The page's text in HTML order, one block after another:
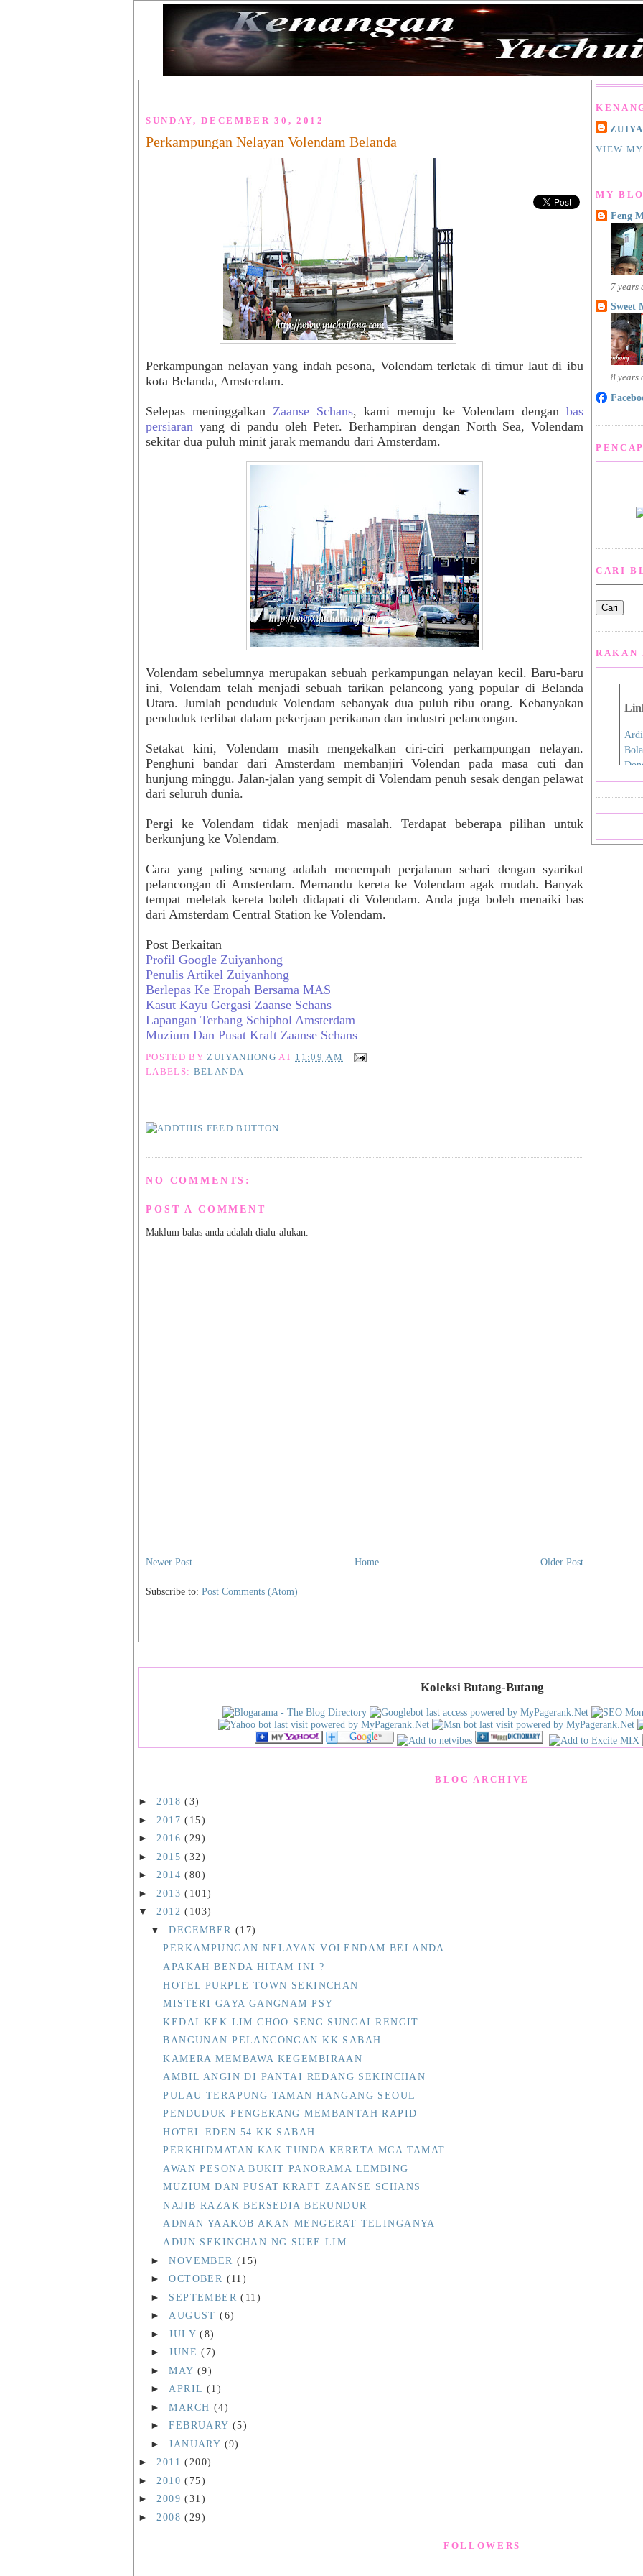
SUNDAY, DECEMBER 30, 2012
Perkampungan Nelayan Volendam Belanda
Perkampungan nelayan yang indah pesona, Volendam terletak di timur laut di ibu
kota Belanda, Amsterdam.
Selepas meninggalkan Zaanse Schans, kami menuju ke Volendam dengan bas
persiaran yang di pandu oleh Peter. Berhampiran dengan North Sea, Volendam
sekitar dua puluh minit jarak memandu dari Amsterdam.
Volendam sebelumnya merupakan sebuah perkampungan nelayan kecil. Baru-baru
ini, Volendam telah menjadi sebuah tarikan pelancong yang popular di Belanda
Utara. Jumlah penduduk Volendam sebanyak dua puluh ribu orang. Kebanyakan
penduduk terlibat dalam pekerjaan perikanan dan industri pelancongan.
Setakat kini, Volendam masih mengekalkan ciri-ciri perkampungan nelayan.
Penghuni bandar dari Amsterdam membanjiri Volendan pada masa cuti dan
hunjung minggu. Jalan-jalan yang sempit di Volendam penuh sesak dengan pelawat
dari seluruh dunia.
Pergi ke Volendam tidak menjadi masalah. Terdapat beberapa pilihan untuk
berkunjung ke Volendam.
Cara yang paling senang adalah menempah perjalanan sehari dengan syarikat
pelancongan di Amsterdam. Memandu kereta ke Volendam agak mudah. Banyak
tempat meletak kereta boleh didapati di Volendam. Anda juga boleh menaiki bas
dari Amsterdam Central Station ke Volendam.
Post Berkaitan
Profil Google Zuiyanhong
Penulis Artikel Zuiyanhong
Berlepas Ke Eropah Bersama MAS
Kasut Kayu Gergasi Zaanse Schans
Lapangan Terbang Schiphol Amsterdam
Muzium Dan Pusat Kraft Zaanse Schans
POSTED BY ZUIYANHONG AT 11:09 AM
LABELS: BELANDA
NO COMMENTS:
POST A COMMENT
Maklum balas anda adalah dialu-alukan.
Newer Post Older Post
Home
Subscribe to: Post Comments (Atom)
VIEW
MY
Feng
7 years
Sweet
8 years
CARI
RAKAN
Ardi
Eida
Koleksi Butang-Butang
BLOG ARCHIVE
►2018(3)
► 2017(15)
►2016(29)
► 2015(32)
►2014(80)
► 2013(101)
▼2012(103)
▼DECEMBER(17)
PERKAMPUNGAN NELAYAN VOLENDAM BELANDA
APAKAH BENDA HITAM INI ?
HOTEL PURPLE TOWN SEKINCHAN
MISTERI GAYA GANGNAM PSY
KEDAI KEK LIM CHOO SENG SUNGAI RENGIT
BANGUNAN PELANCONGAN KK SABAH
KAMERA MEMBAWA KEGEMBIRAAN
AMBIL ANGIN DI PANTAI REDANG SEKINCHAN
PULAU TERAPUNG TAMAN HANGANG SEOUL
PENDUDUK PENGERANG MEMBANTAH RAPID
HOTEL EDEN 54 KK SABAH
PERKHIDMATAN KAK TUNDA KERETA MCA TAMAT
AWAN PESONA BUKIT PANORAMA LEMBING
MUZIUM DAN PUSAT KRAFT ZAANSE SCHANS
NAJIB RAZAK BERSEDIA BERUNDUR
ADNAN YAAKOB AKAN MENGERAT TELINGANYA
ADUN SEKINCHAN NG SUEE LIM
►NOVEMBER(15)
►OCTOBER (11)
► SEPTEMBER(11)
► AUGUST(6)
►JULY(8)
►JUNE(7)
►MAY (9)
►APRIL (1)
►MARCH (4)
►FEBRUARY(5)
►JANUARY (9)
►2011(200)
► 2010(75)
►2009(31)
► 2008(29)
FOLLOWERS